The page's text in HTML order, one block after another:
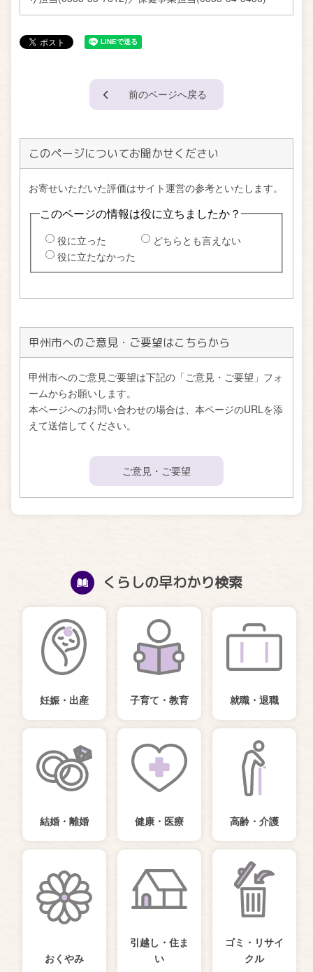
前のページへ戻る
このページについてお聞かせください
甲州市へのご意見・ご要望はこちらから
甲州市へのご意見ご要望は下記の「ご意見・ご要望」フォ
ームからお願いします。
本ページへのお問い合わせの場合は、本ページのURLを添
えて送信してください。
ご意見・ご要望
くらしの早わかり検索
妊娠・出産 子育て・教育 就職・退職
結婚・離婚 健康・医療 高齢・介護
おくやみ
引越し・住ま
い
ゴミ・リサイ
クル